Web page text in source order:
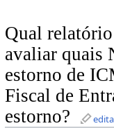
Qual
avaliar quais
estorno de
Fiscal de
estorno?